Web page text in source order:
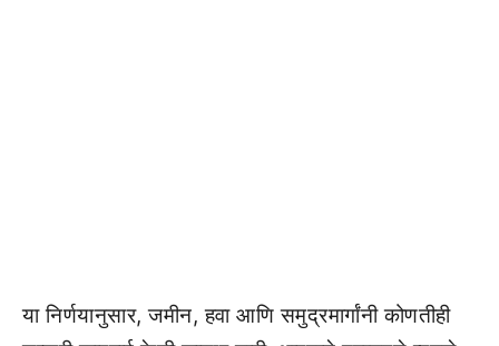
या निर्णयानुसार, जमीन, हवा आणि समुद्रमार्गांनी कोणतीही